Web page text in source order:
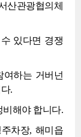
산관광협의체
있다면 경쟁
여하는 거버넌
.
비해야 합니다.
차장, 해미읍